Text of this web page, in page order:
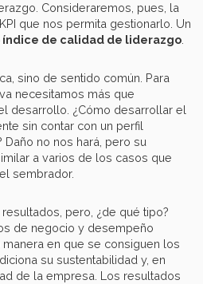
Consideraremos, pues, la
que nos permita gestionarlo. Un
índice de calidad de liderazgo
sino de sentido común. Para
necesitamos más que
desarrollo. ¿Cómo desarrollar el
sin contar con un perfil
no nos hará, pero su
a varios de los casos que
sembrador.
pero, ¿de qué tipo?
de negocio y desempeño
en que se consiguen los
su sustentabilidad y, en
de la empresa. Los resultados